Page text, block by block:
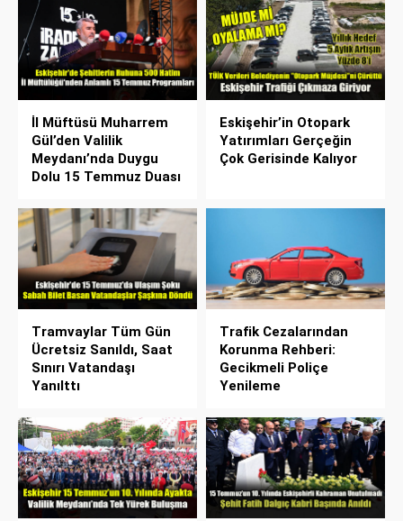
İl Müftüsü Muharrem
Gül’den Valilik
Meydanı’nda Duygu
Dolu 15 Temmuz Duası
Eskişehir’in Otopark
Yatırımları Gerçeğin
Çok Gerisinde Kalıyor
Tramvaylar Tüm Gün
Ücretsiz Sanıldı, Saat
Sınırı Vatandaşı
Yanılttı
Trafik Cezalarından
Korunma Rehberi:
Gecikmeli Poliçe
Yenileme